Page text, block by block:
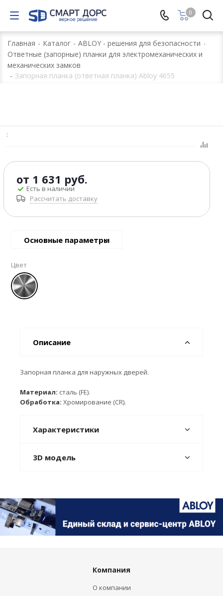
0
Главная - Каталог - ABLOY - решения для безопасности -
Ответные (запорные) планки для электромеханических и
механических замков
- Запорная планка (ответная планка) Abloy 4655
:
от 1 631 руб.
Есть в наличии
Рассчитать доставку
Основные параметры
Цвет
Описание
Запорная планка для наружных дверей.
Материал: сталь (FE).
Обработка: Хромирование (CR).
Характеристики
3D модель
Компания
О компании